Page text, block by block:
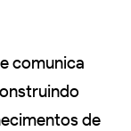
comunica
de